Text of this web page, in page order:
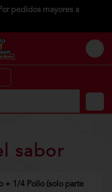
pedidos mayores a
Login
sabor
+ 1/4 Pollo (solo parte